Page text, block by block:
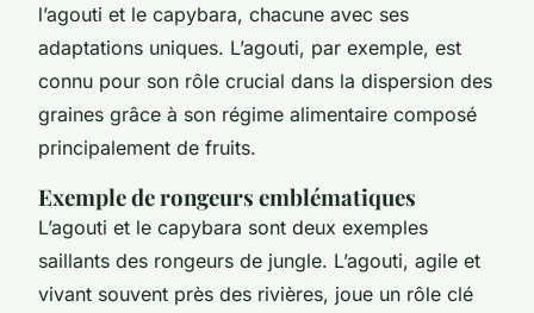
l’agouti et le capybara, chacune avec ses
adaptations uniques. L’agouti, par exemple, est
connu pour son rôle crucial dans la dispersion des
graines grâce à son régime alimentaire composé
principalement de fruits.
Exemple de rongeurs emblématiques
L’agouti et le capybara sont deux exemples
saillants des rongeurs de jungle. L’agouti, agile et
vivant souvent près des rivières, joue un rôle clé